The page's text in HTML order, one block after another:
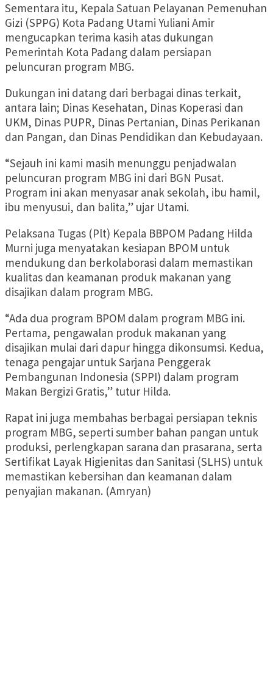
Sementara itu, Kepala Satuan Pelayanan Pemenuhan
Gizi (SPPG) Kota Padang Utami Yuliani Amir
mengucapkan terima kasih atas dukungan
Pemerintah Kota Padang dalam persiapan
peluncuran program MBG.
Dukungan ini datang dari berbagai dinas terkait,
antara lain; Dinas Kesehatan, Dinas Koperasi dan
UKM, Dinas PUPR, Dinas Pertanian, Dinas Perikanan
dan Pangan, dan Dinas Pendidikan dan Kebudayaan.
“Sejauh ini kami masih menunggu penjadwalan
peluncuran program MBG ini dari BGN Pusat.
Program ini akan menyasar anak sekolah, ibu hamil,
ibu menyusui, dan balita,” ujar Utami.
Pelaksana Tugas (Plt) Kepala BBPOM Padang Hilda
Murni juga menyatakan kesiapan BPOM untuk
mendukung dan berkolaborasi dalam memastikan
kualitas dan keamanan produk makanan yang
disajikan dalam program MBG.
“Ada dua program BPOM dalam program MBG ini.
Pertama, pengawalan produk makanan yang
disajikan mulai dari dapur hingga dikonsumsi. Kedua,
tenaga pengajar untuk Sarjana Penggerak
Pembangunan Indonesia (SPPI) dalam program
Makan Bergizi Gratis,” tutur Hilda.
Rapat ini juga membahas berbagai persiapan teknis
program MBG, seperti sumber bahan pangan untuk
produksi, perlengkapan sarana dan prasarana, serta
Sertifikat Layak Higienitas dan Sanitasi (SLHS) untuk
memastikan kebersihan dan keamanan dalam
penyajian makanan. (Amryan)